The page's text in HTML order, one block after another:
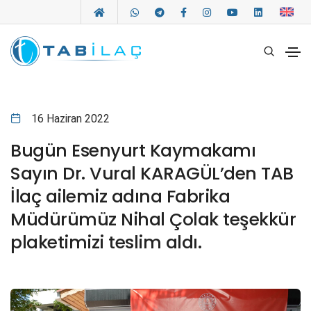
16 Haziran 2022
Bugün Esenyurt Kaymakamı
Sayın Dr. Vural KARAGÜL’den TAB
İlaç ailemiz adına Fabrika
Müdürümüz Nihal Çolak teşekkür
plaketimizi teslim aldı.